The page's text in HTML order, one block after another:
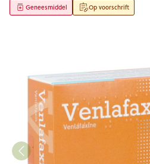
Op voorschrift
Geneesmiddel